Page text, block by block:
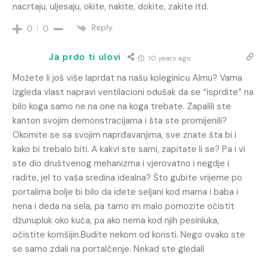
nacrtaju, uljesaju, okite, nakite, dokite, zakite itd.
0 0 Reply
Ja prdo ti ulovi 10 years ago
Možete li još više laprdat na našu koleginicu Almu? Vama
izgleda vlast napravi ventilacioni odušak da se “isprdite” na
bilo koga samo ne na one na koga trebate. Zapalili ste
kanton svojim demonstracijama i šta ste promijenili?
Okomite se sa svojim naprđavanjima, sve znate šta bi i
kako bi trebalo biti. A kakvi ste sami, zapitate li se? Pa i vi
ste dio društvenog mehanizma i vjerovatno i negdje i
radite, jel to vaša sredina idealna? Što gubite vrijeme po
portalima bolje bi bilo da idete seljani kod mama i baba i
nena i deda na sela, pa tamo im malo pomozite očistit
džunupluk oko kuća, pa ako nema kod njih pesinluka,
očistite komšijin.Budite nekom od koristi. Nego ovako ste
se samo zdali na portalčenje. Nekad ste gledali